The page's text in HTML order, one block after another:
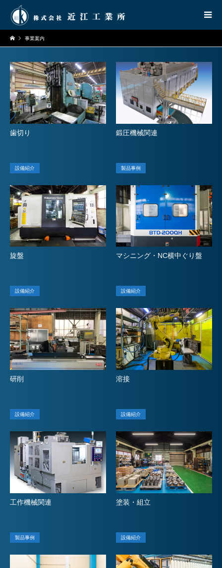
事業案内
歯切り
設備紹介
鍛圧機械関連
製品事例
旋盤
設備紹介
マシニング・NC横中ぐり盤
設備紹介
研削
設備紹介
溶接
設備紹介
工作機械関連
製品事例
塗装・組立
設備紹介